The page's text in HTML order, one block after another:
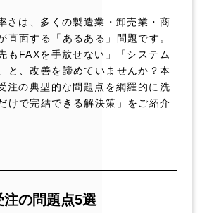
さは、多くの製造業・卸売業・商
直面する「あるある」問題です。
もFAXを手放せない」「システム
と、改善を諦めていませんか？本
注の典型的な問題点を網羅的に洗
けで完結できる解決策」をご紹介
注の問題点5選